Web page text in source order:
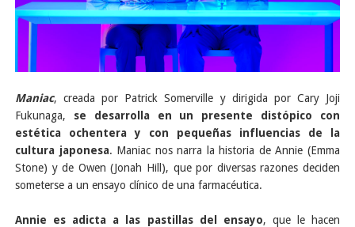
Maniac, creada por Patrick Somerville y dirigida por Cary Joji
Fukunaga, se desarrolla en un presente distópico con
estética ochentera y con pequeñas influencias de la
cultura japonesa. Maniac nos narra la historia de Annie (Emma
Stone) y de Owen (Jonah Hill), que por diversas razones deciden
someterse a un ensayo clínico de una farmacéutica.
Annie es adicta a las pastillas del ensayo, que le hacen